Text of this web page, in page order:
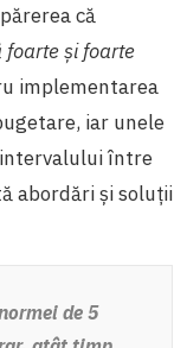
că
foarte și foarte
implementarea
iar unele
între
abordări și soluții
de 5